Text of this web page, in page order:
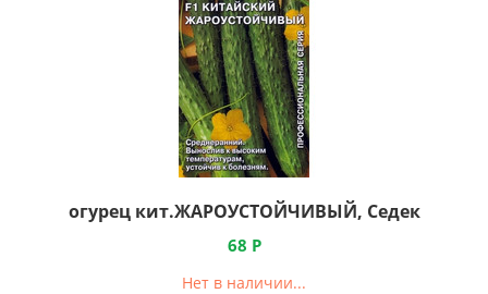
огурец кит.ЖАРОУСТОЙЧИВЫЙ, Седек
68 Р
Нет в наличии...